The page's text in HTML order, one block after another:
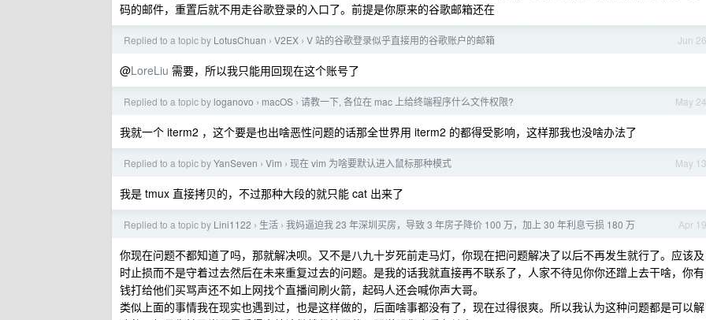
码的邮件，重置后就不用走谷歌登录的入口了。前提是你原来的谷歌邮箱还在
Jun 26
Replied to a topic by LotusChuan › V2EX › V 站的谷歌登录似乎直接用的谷歌账户的邮箱
@LoreLiu 需要，所以我只能用回现在这个账号了
May 24
Replied to a topic by loganovo › macOS › 请教一下, 各位在 mac 上给终端程序什么文件权限?
我就一个 iterm2 ，这个要是也出啥恶性问题的话那全世界用 iterm2 的都得受影响，这样那我也没啥办法了
May 13
Replied to a topic byYanSeven › Vim › 现在 vim 为啥要默认进入鼠标那种模式
我是 tmux 直接拷贝的，不过那种大段的就只能 cat 出来了
Apr 19
Replied to a topic by Lini1122 › 生活 › 我妈逼迫我 23 年深圳买房，导致 3 年房子降价 100 万，加上 30 年利息亏损 180 万
你现在问题不都知道了吗，那就解决呗。又不是八九十岁死前走马灯，你现在把问题解决了以后不再发生就行了。应该及
时止损而不是守着过去然后在未来重复过去的问题。是我的话我就直接再不联系了，人家不待见你你还蹭上去干啥，你有
钱打给他们买骂声还不如上网找个直播间刷火箭，起码人还会喊你声大哥。
类似上面的事情我在现实也遇到过，也是这样做的，后面啥事都没有了，现在过得很爽。所以我认为这种问题都是可以解